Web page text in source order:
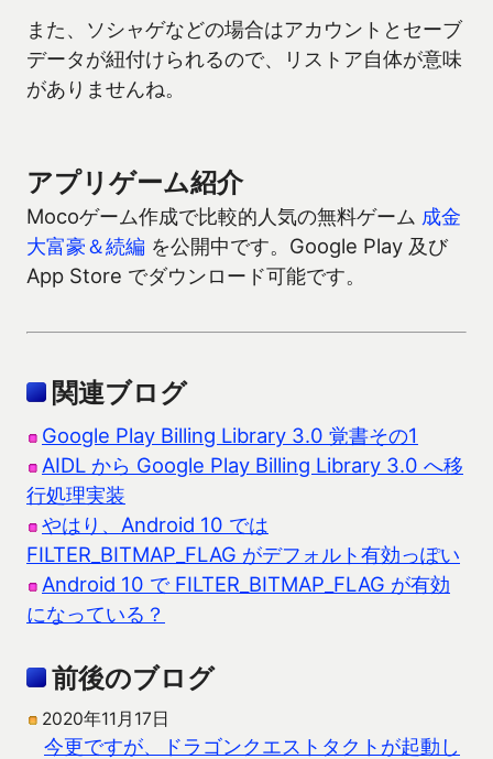
また、ソシャゲなどの場合はアカウントとセーブ
データが紐付けられるので、リストア自体が意味
がありませんね。
アプリゲーム紹介
Mocoゲーム作成で比較的人気の無料ゲーム 成金
大富豪＆続編 を公開中です。Google Play 及び
App Store でダウンロード可能です。
関連ブログ
Google Play Billing Library 3.0 覚書その1
AIDL から Google Play Billing Library 3.0 へ移
行処理実装
やはり、Android 10 では
FILTER_BITMAP_FLAG がデフォルト有効っぽい
Android 10 で FILTER_BITMAP_FLAG が有効
になっている？
前後のブログ
2020年11月17日
今更ですが、ドラゴンクエストタクトが起動し